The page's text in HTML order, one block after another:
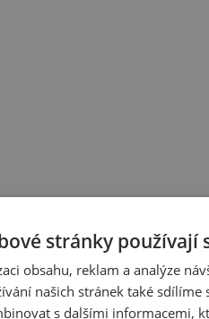
stránky používají
obsahu, reklam a analýze
našich stránek také
s dalšími informacemi,